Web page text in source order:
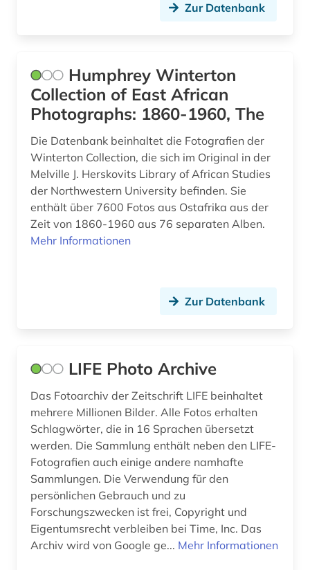
Zur Datenbank
Humphrey Winterton
Collection of East African
Photographs: 1860-1960, The
Die Datenbank beinhaltet die Fotografien der
Winterton Collection, die sich im Original in der
Melville J. Herskovits Library of African Studies
der Northwestern University befinden. Sie
enthält über 7600 Fotos aus Ostafrika aus der
Zeit von 1860-1960 aus 76 separaten Alben.
Mehr Informationen
Zur Datenbank
LIFE Photo Archive
Das Fotoarchiv der Zeitschrift LIFE beinhaltet
mehrere Millionen Bilder. Alle Fotos erhalten
Schlagwörter, die in 16 Sprachen übersetzt
werden. Die Sammlung enthält neben den LIFE-
Fotografien auch einige andere namhafte
Sammlungen. Die Verwendung für den
persönlichen Gebrauch und zu
Forschungszwecken ist frei, Copyright und
Eigentumsrecht verbleiben bei Time, Inc. Das
Archiv wird von Google ge... Mehr Informationen